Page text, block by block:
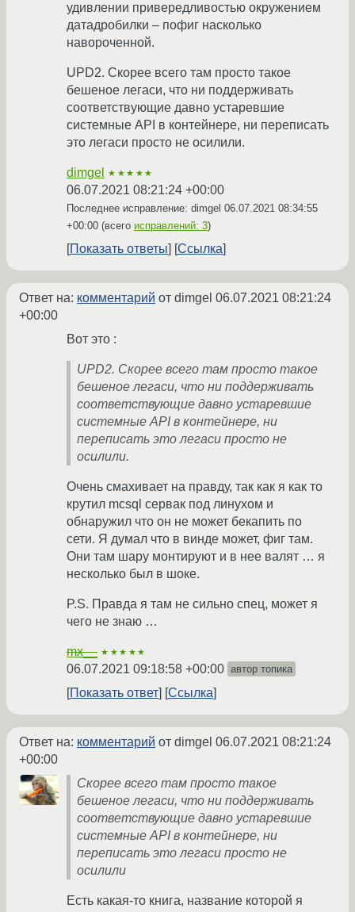
удивлении привередливостью окружением
датадробилки – пофиг насколько
навороченной.
UPD2. Скорее всего там просто такое
бешеное легаси, что ни поддерживать
соответствующие давно устаревшие
системные API в контейнере, ни переписать
это легаси просто не осилили.
dimgel ★★★★★
06.07.2021 08:21:24 +00:00
Последнее исправление: dimgel 06.07.2021 08:34:55
+00:00 (всего исправлений: 3)
Показать ответы Ссылка
Ответ на: комментарий от dimgel 06.07.2021 08:21:24
+00:00
Вот это :
UPD2. Скорее всего там просто такое
бешеное легаси, что ни поддерживать
соответствующие давно устаревшие
системные API в контейнере, ни
переписать это легаси просто не
осилили.
Очень смахивает на правду, так как я как то
крутил mcsql сервак под линухом и
обнаружил что он не может бекапить по
сети. Я думал что в винде может, фиг там.
Они там шару монтируют и в нее валят … я
несколько был в шоке.
P.S. Правда я там не сильно спец, может я
чего не знаю …
mx__ ★★★★★
06.07.2021 09:18:58 +00:00 автор топика
Показать ответ Ссылка
Ответ на: комментарий от dimgel 06.07.2021 08:21:24
+00:00
Скорее всего там просто такое
бешеное легаси, что ни поддерживать
соответствующие давно устаревшие
системные API в контейнере, ни
переписать это легаси просто не
осилили
Есть какая-то книга, название которой я